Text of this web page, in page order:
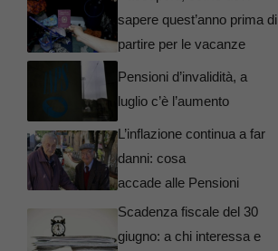
sapere quest’anno prima di
partire per le vacanze
Pensioni d’invalidità, a
luglio c’è l’aumento
L’inflazione continua a far
danni: cosa
accade alle Pensioni
Scadenza fiscale del 30
giugno: a chi interessa e